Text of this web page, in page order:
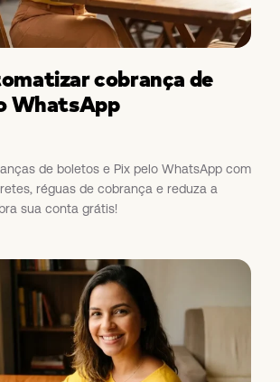
cobrança de
WhatsApp
de boletos e Pix pelo WhatsApp com
réguas de cobrança e reduza a
sua conta grátis!